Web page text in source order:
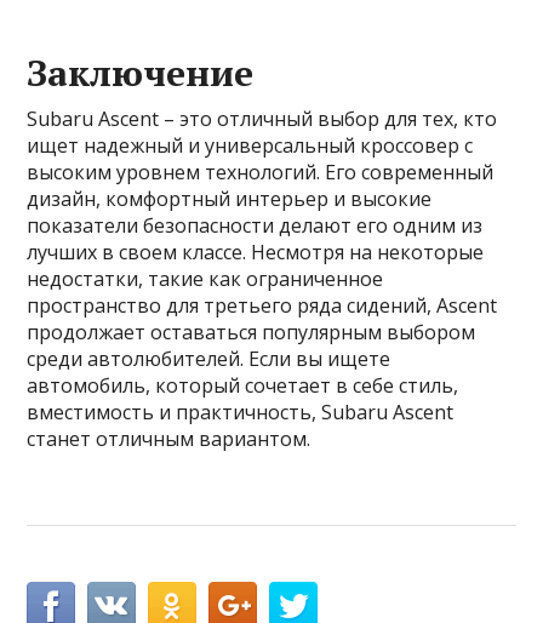
Заключение
Subaru Ascent – это отличный выбор для тех, кто
ищет надежный и универсальный кроссовер с
высоким уровнем технологий. Его современный
дизайн, комфортный интерьер и высокие
показатели безопасности делают его одним из
лучших в своем классе. Несмотря на некоторые
недостатки, такие как ограниченное
пространство для третьего ряда сидений, Ascent
продолжает оставаться популярным выбором
среди автолюбителей. Если вы ищете
автомобиль, который сочетает в себе стиль,
вместимость и практичность, Subaru Ascent
станет отличным вариантом.